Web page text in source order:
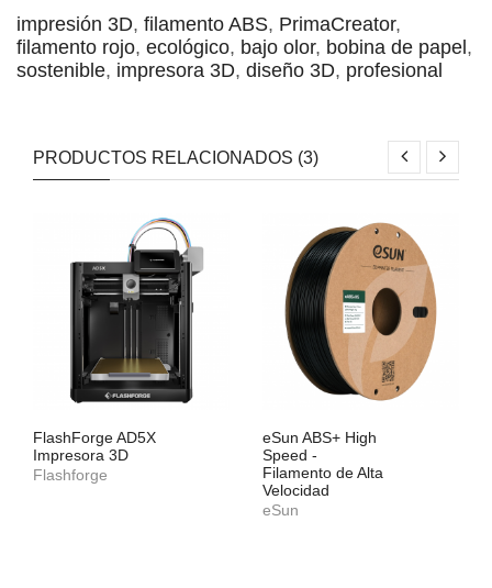
impresión 3D, filamento ABS, PrimaCreator,
filamento rojo, ecológico, bajo olor, bobina de papel ,
sostenible, impresora 3D, diseño 3D, profesional
PRODUCTOS RELACIONADOS (3)
FlashForge AD5X
Impresora 3D
Flashforge
eSun ABS+ High
Speed -
Filamento de Alta
Velocidad
eSun